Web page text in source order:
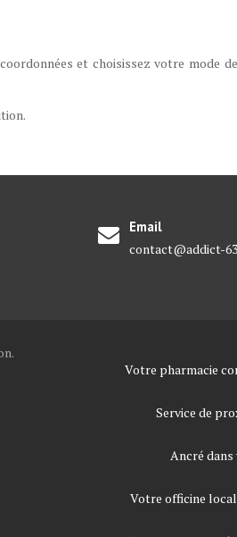
et choisissez votre mode
Email
contact@addict-
Votre pharmacie
Service de
Ancré
Votre officine